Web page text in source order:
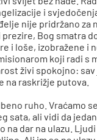
i
nije pridržano za
Bog smatra
i loše, izobražene i
koji radi s
živi spokojno:
na raskrižje putova.
ruho. Vraćamo
sata, ali vidi da
dar na ulazu.